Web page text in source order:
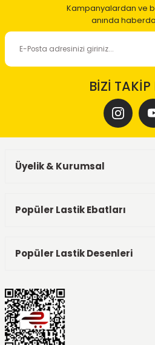
Kampanyalardan ve
anında
BİZİ TAKİP
Üyelik & Kurumsal
Popüler Lastik Ebatları
Popüler Lastik Desenleri